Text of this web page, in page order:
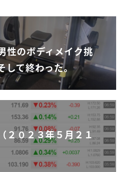
性のボディメイク挑
て終わった。
２０２３年５月２１